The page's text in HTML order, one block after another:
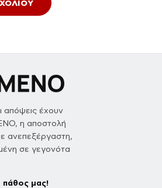
απόψεις έχουν
η αποστολή
ανεπεξέργαστη,
σε γεγονότα
μας!